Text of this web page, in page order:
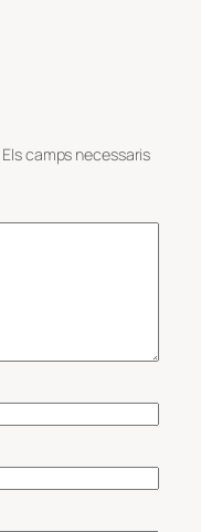
Els camps necessaris